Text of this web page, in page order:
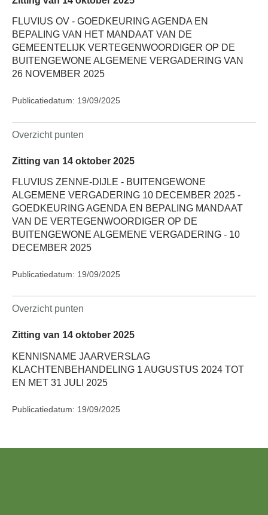
FLUVIUS OV - GOEDKEURING AGENDA EN
BEPALING VAN HET MANDAAT VAN DE
GEMEENTELIJK VERTEGENWOORDIGER OP DE
BUITENGEWONE ALGEMENE VERGADERING VAN
26 NOVEMBER 2025
Publicatiedatum: 19/09/2025
Overzicht punten
Zitting van 14 oktober 2025
FLUVIUS ZENNE-DIJLE - BUITENGEWONE
ALGEMENE VERGADERING 10 DECEMBER 2025 -
GOEDKEURING AGENDA EN BEPALING MANDAAT
VAN DE VERTEGENWOORDIGER OP DE
BUITENGEWONE ALGEMENE VERGADERING - 10
DECEMBER 2025
Publicatiedatum: 19/09/2025
Overzicht punten
Zitting van 14 oktober 2025
KENNISNAME JAARVERSLAG
KLACHTENBEHANDELING 1 AUGUSTUS 2024 TOT
EN MET 31 JULI 2025
Publicatiedatum: 19/09/2025